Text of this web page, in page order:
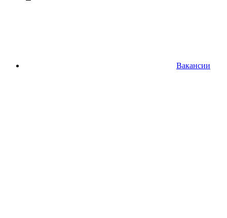
Вакансии